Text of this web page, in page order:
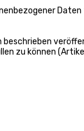
beschrieben
zu können